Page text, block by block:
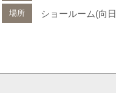
場所 ショールーム(向